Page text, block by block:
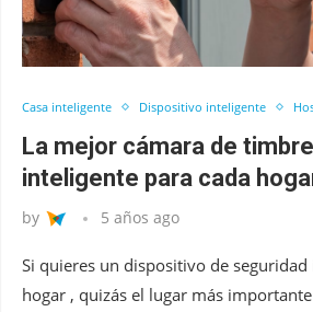
Casa inteligente Dispositivo inteligente
La mejor cámara de
inteligente para cada
by 5 años ago
Si quieres un dispositivo de
hogar , quizás el lugar más